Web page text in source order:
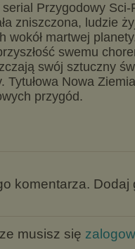
Przygodowy Sci-
zniszczona, ludzie
wokół martwej
swemu
swój sztuczny
Tytułowa Nowa
przygód.
komentarza. Dodaj
musisz się